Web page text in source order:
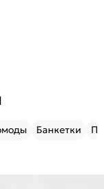
Банкетки